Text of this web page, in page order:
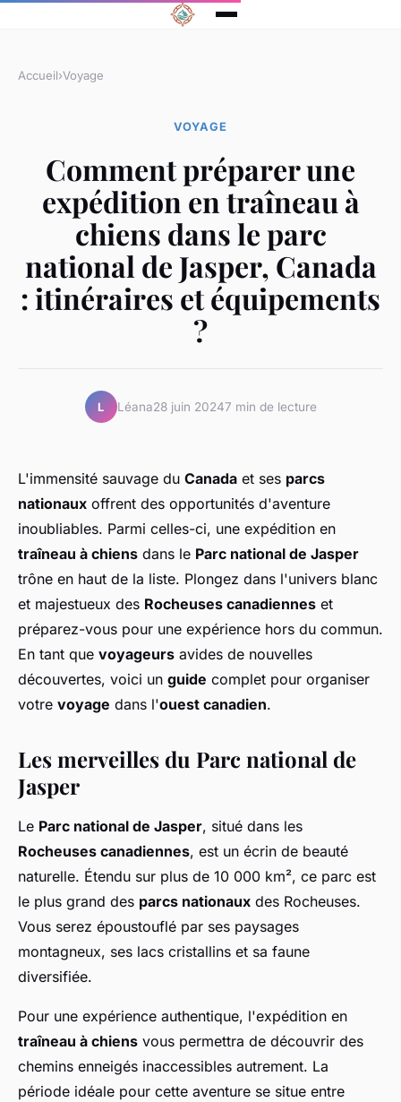
Accueil›Voyage
VOYAGE
Comment préparer une
expédition en traîneau à
chiens dans le parc
national de Jasper, Canada
: itinéraires et équipements
?
L Léana28 juin 20247 min de lecture
L'immensité sauvage du Canada et ses parcs
nationaux offrent des opportunités d'aventure
inoubliables. Parmi celles-ci, une expédition en
traîneau à chiens dans le Parc national de Jasper
trône en haut de la liste. Plongez dans l'univers blanc
et majestueux des Rocheuses canadiennes et
préparez-vous pour une expérience hors du commun.
En tant que voyageurs avides de nouvelles
découvertes, voici un guide complet pour organiser
votre voyage dans l'ouest canadien.
Les merveilles du Parc national de
Jasper
Le Parc national de Jasper, situé dans les
Rocheuses canadiennes, est un écrin de beauté
naturelle. Étendu sur plus de 10 000 km², ce parc est
le plus grand des parcs nationaux des Rocheuses.
Vous serez époustouflé par ses paysages
montagneux, ses lacs cristallins et sa faune
diversifiée.
Pour une expérience authentique, l'expédition en
traîneau à chiens vous permettra de découvrir des
chemins enneigés inaccessibles autrement. La
période idéale pour cette aventure se situe entre